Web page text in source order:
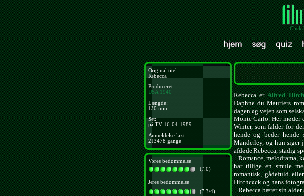
- Click
Original titel:
Rebecca
Produceret i:
USA 1940
Længde:
130 min.
Set:
på TV 16-04-1989
Anmeldelse læst:
213478 gange
Vores bedømmelse
(7.0)
Jeres bedømmelse
(7.3/4)
Rebecca erAlfred
Daphne du Mauriers
dagen og vejen som
Monte Carlo. Her
Winter, som falder for
hende og beder hende
Manderley, og hun siger
afdøde Rebecca, stadig
Romance, melodrama,
har tillige en smule
romantisk, gådefuld
Hitchcock og hans
Rebecca bærer sin alder